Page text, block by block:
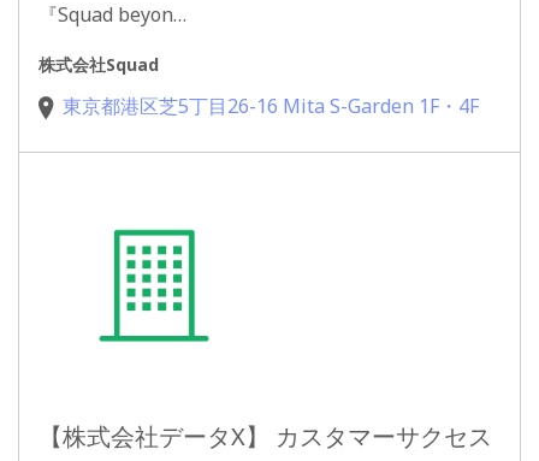
『Squad beyon…
株式会社Squad
東京都港区芝5丁目26-16 Mita S-Garden 1F・4F
【株式会社データX】 カスタマーサクセス